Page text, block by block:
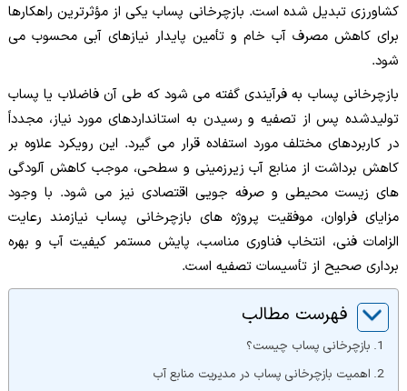
کشاورزی تبدیل شده است. بازچرخانی پساب یکی از مؤثرترین راهکارها
برای کاهش مصرف آب خام و تأمین پایدار نیازهای آبی محسوب می
شود.
بازچرخانی پساب به فرآیندی گفته می شود که طی آن فاضلاب یا پساب
تولیدشده پس از تصفیه و رسیدن به استانداردهای مورد نیاز، مجدداً
در کاربردهای مختلف مورد استفاده قرار می گیرد. این رویکرد علاوه بر
کاهش برداشت از منابع آب زیرزمینی و سطحی، موجب کاهش آلودگی
های زیست محیطی و صرفه جویی اقتصادی نیز می شود. با وجود
مزایای فراوان، موفقیت پروژه های بازچرخانی پساب نیازمند رعایت
الزامات فنی، انتخاب فناوری مناسب، پایش مستمر کیفیت آب و بهره
برداری صحیح از تأسیسات تصفیه است.
فهرست مطالب
بازچرخانی پساب چیست؟
اهمیت بازچرخانی پساب در مدیریت منابع آب